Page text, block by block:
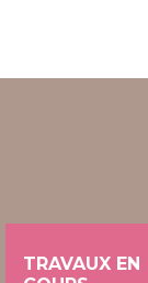
TRAVAUX EN